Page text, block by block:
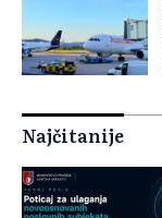
Najčitanije